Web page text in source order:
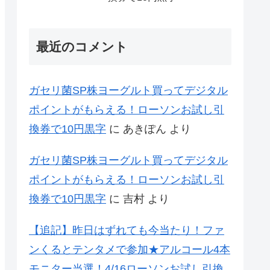
最近のコメント
ガセリ菌SP株ヨーグルト買ってデジタル
ポイントがもらえる！ローソンお試し引
換券で10円黒字 に あきぽん より
ガセリ菌SP株ヨーグルト買ってデジタル
ポイントがもらえる！ローソンお試し引
換券で10円黒字 に 吉村 より
【追記】昨日はずれても今当たり！ファ
ンくるとテンタメで参加★アルコール4本